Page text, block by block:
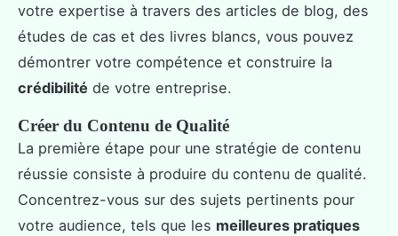
votre expertise à travers des articles de blog, des
études de cas et des livres blancs, vous pouvez
démontrer votre compétence et construire la
crédibilité de votre entreprise.
Créer du Contenu de Qualité
La première étape pour une stratégie de contenu
réussie consiste à produire du contenu de qualité.
Concentrez-vous sur des sujets pertinents pour
votre audience, tels que les meilleures pratiques